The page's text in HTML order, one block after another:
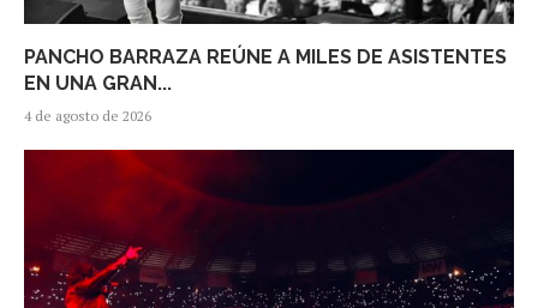
PANCHO BARRAZA REÚNE A MILES DE ASISTENTES
EN UNA GRAN...
4 de agosto de 2026